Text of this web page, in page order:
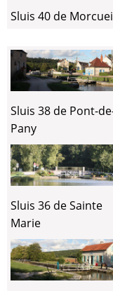
Sluis 40 de
Sluis 38 de Pont-
Pany
Sluis 36 de Sainte
Marie